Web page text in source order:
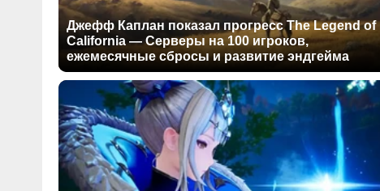
Джефф Каплан показал прогресс The Legend of
California — Серверы на 100 игроков,
ежемесячные сбросы и развитие эндгейма